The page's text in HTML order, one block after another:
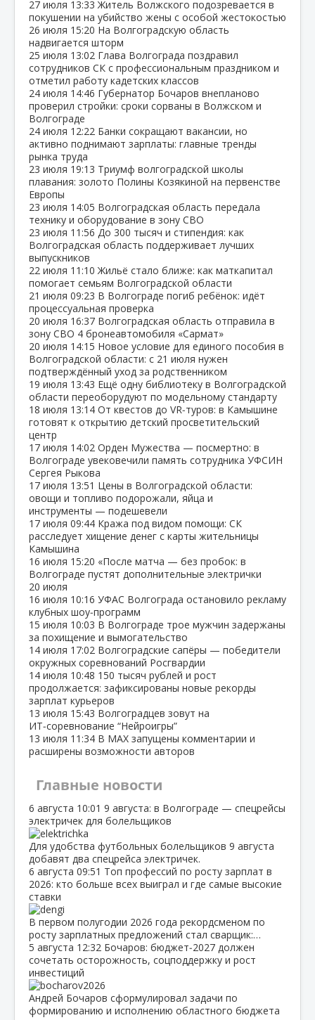
27 июля 13:33 Житель Волжского подозревается в
покушении на убийство жены с особой жестокостью
26 июля 15:20 На Волгоградскую область
надвигается шторм
25 июля 13:02 Глава Волгограда поздравил
сотрудников СК с профессиональным праздником и
отметил работу кадетских классов
24 июля 14:46 Губернатор Бочаров внепланово
проверил стройки: сроки сорваны в Волжском и
Волгограде
24 июля 12:22 Банки сокращают вакансии, но
активно поднимают зарплаты: главные тренды
рынка труда
23 июля 19:13 Триумф волгоградской школы
плавания: золото Полины Козякиной на первенстве
Европы
23 июля 14:05 Волгоградская область передала
технику и оборудование в зону СВО
23 июля 11:56 До 300 тысяч и стипендия: как
Волгоградская область поддерживает лучших
выпускников
22 июля 11:10 Жильё стало ближе: как маткапитал
помогает семьям Волгоградской области
21 июля 09:23 В Волгограде погиб ребёнок: идёт
процессуальная проверка
20 июля 16:37 Волгоградская область отправила в
зону СВО 4 бронеавтомобиля «Сармат»
20 июля 14:15 Новое условие для единого пособия в
Волгоградской области: с 21 июля нужен
подтверждённый уход за родственником
19 июля 13:43 Ещё одну библиотеку в Волгоградской
области переоборудуют по модельному стандарту
18 июля 13:14 От квестов до VR‑туров: в Камышине
готовят к открытию детский просветительский
центр
17 июля 14:02 Орден Мужества — посмертно: в
Волгограде увековечили память сотрудника УФСИН
Сергея Рыкова
17 июля 13:51 Цены в Волгоградской области:
овощи и топливо подорожали, яйца и
инструменты — подешевели
17 июля 09:44 Кража под видом помощи: СК
расследует хищение денег с карты жительницы
Камышина
16 июля 15:20 «После матча — без пробок: в
Волгограде пустят дополнительные электрички
20 июля
16 июля 10:16 УФАС Волгограда остановило рекламу
клубных шоу‑программ
15 июля 10:03 В Волгограде трое мужчин задержаны
за похищение и вымогательство
14 июля 17:02 Волгоградские сапёры — победители
окружных соревнований Росгвардии
14 июля 10:48 150 тысяч рублей и рост
продолжается: зафиксированы новые рекорды
зарплат курьеров
13 июля 15:43 Волгоградцев зовут на
ИТ‑соревнование “Нейроигры”
13 июля 11:34 В МАХ запущены комментарии и
расширены возможности авторов
Главные новости
6 августа 10:01 9 августа: в Волгограде — спецрейсы
электричек для болельщиков
Для удобства футбольных болельщиков 9 августа
добавят два спецрейса электричек.
6 августа 09:51 Топ профессий по росту зарплат в
2026: кто больше всех выиграл и где самые высокие
ставки
В первом полугодии 2026 года рекордсменом по
росту зарплатных предложений стал сварщик:…
5 августа 12:32 Бочаров: бюджет‑2027 должен
сочетать осторожность, соцподдержку и рост
инвестиций
Андрей Бочаров сформулировал задачи по
формированию и исполнению областного бюджета